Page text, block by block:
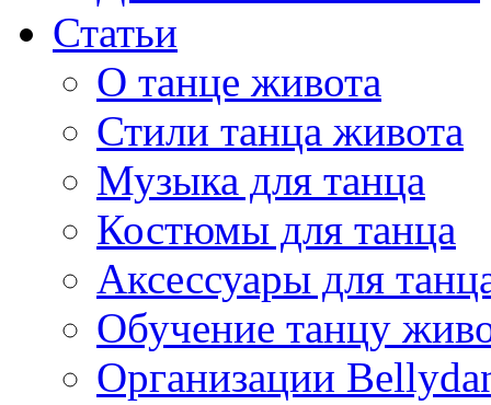
Статьи
О танце живота
Стили танца живота
Музыка для танца
Костюмы для танца
Аксессуары для
Обучение танцу
Организации